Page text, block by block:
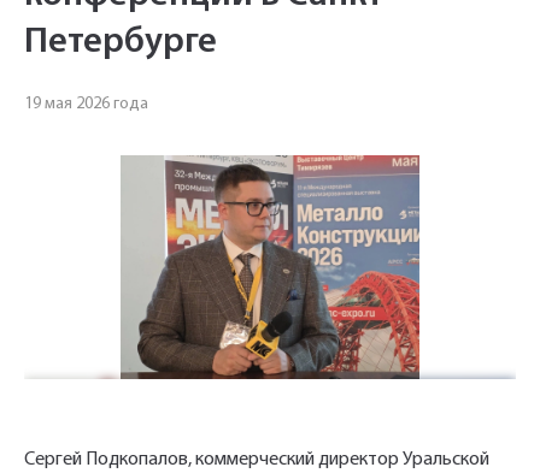
Петербурге
19 мая 2026 года
Сергей Подкопалов, коммерческий директор Уральской
сформировать Ваш заказ и рассчитать его